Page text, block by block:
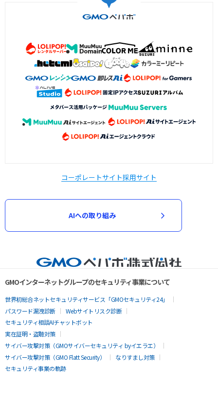
コーポレートサイト採用サイト
AIへの取り組み
GMOインターネットグループのセキュリティ事業について
世界初総合ネットセキュリティサービス「GMOセキュリティ24」
パスワード漏洩診断
Webサイトリスク診断
セキュリティ相談AIチャットボット
実在証明・盗聴対策
サイバー攻撃対策（GMOサイバーセキュリティ byイエラエ）
サイバー攻撃対策（GMO Flatt Security）
なりすまし対策
セキュリティ事業の軌跡